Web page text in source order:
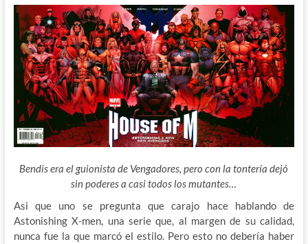
Bendis era el guionista de Vengadores, pero con la tontería dejó
sin poderes a casi todos los mutantes…
Asi que uno se pregunta que carajo hace hablando de
Astonishing X-men, una serie que, al margen de su calidad,
nunca fue la que marcó el estilo. Pero esto no debería haber